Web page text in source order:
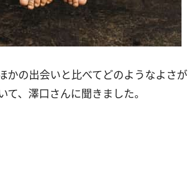
かの出会いと比べてどのようなよさが
、澤口さんに聞きました。